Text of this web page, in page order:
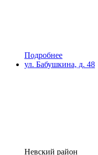
Подробнее
ул. Бабушкина, д. 48
Невский район